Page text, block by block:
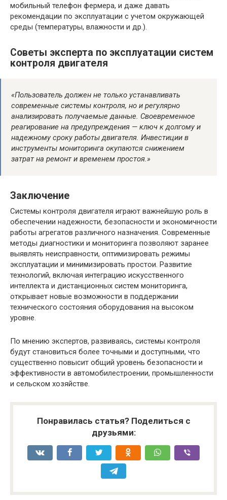
мобильный телефон фермера, и даже давать
рекомендации по эксплуатации с учетом окружающей
среды (температуры, влажности и др.).
Советы эксперта по эксплуатации систем
контроля двигателя
«Пользователь должен не только устанавливать
современные системы контроля, но и регулярно
анализировать получаемые данные. Своевременное
реагирование на предупреждения — ключ к долгому и
надежному сроку работы двигателя. Инвестиции в
инструменты мониторинга окупаются снижением
затрат на ремонт и временем простоя.»
Заключение
Системы контроля двигателя играют важнейшую роль в
обеспечении надежности, безопасности и экономичности
работы агрегатов различного назначения. Современные
методы диагностики и мониторинга позволяют заранее
выявлять неисправности, оптимизировать режимы
эксплуатации и минимизировать простои. Развитие
технологий, включая интеграцию искусственного
интеллекта и дистанционных систем мониторинга,
открывает новые возможности в поддержании
технического состояния оборудования на высоком
уровне.
По мнению экспертов, развиваясь, системы контроля
будут становиться более точными и доступными, что
существенно повысит общий уровень безопасности и
эффективности в автомобилестроении, промышленности
и сельском хозяйстве.
Понравилась статья? Поделиться с
друзьями: